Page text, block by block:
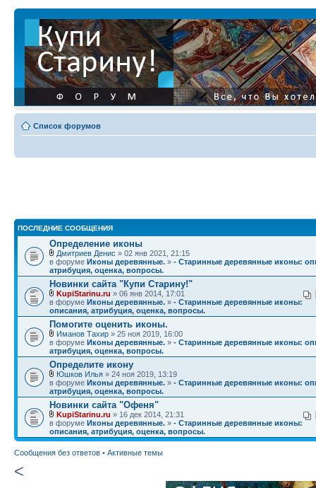
Список форумов
ПОСЛЕДНИЕ СООБЩЕНИЯ
Определение иконы
Дмитриев Денис » 02 янв 2021, 21:15
в форуме Иконы деревянные. » - Старинные деревянные иконы:
атрибуция, оценка, вопросы.
Новинки сайта "Купи Старину!"
KupiStarinu.ru » 06 янв 2014, 17:01
в форуме Иконы деревянные. » - Старинные деревянные иконы:
описания, атрибуция, оценка, вопросы.
Помогите оценить иконы.
Иманов Тахир » 25 ноя 2019, 16:00
в форуме Иконы деревянные. » - Старинные деревянные иконы:
атрибуция, оценка, вопросы.
Определите икону
Юшков Илья » 24 ноя 2019, 13:19
в форуме Иконы деревянные. » - Старинные деревянные иконы:
атрибуция, оценка, вопросы.
Новинки сайта "Офеня"
KupiStarinu.ru » 16 дек 2014, 21:31
в форуме Иконы деревянные. » - Старинные деревянные иконы:
описания, атрибуция, оценка, вопросы.
Сообщения без ответов • Активные темы
<